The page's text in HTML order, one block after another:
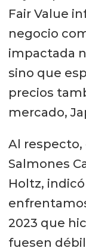
Fair Value
negocio
impactada
sino que
precios
mercado,
Al
Salmones
Holtz,
2023 que
fuesen